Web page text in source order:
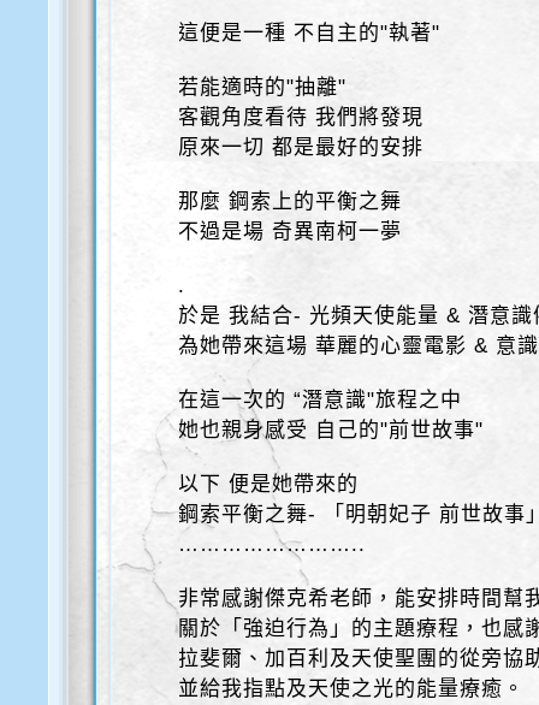
這便是一種 不自主的"執著"
若能適時的"抽離"
客觀角度看待 我們將發現
原來一切 都是最好的安排
那麼 鋼索上的平衡之舞
不過是場 奇異南柯一夢
.
於是 我結合- 光頻天使能量 & 潛意識
為她帶來這場 華麗的心靈電影 & 意
在這一次的 “潛意識"旅程之中
她也親身感受 自己的"前世故事"
以下 便是她帶來的
鋼索平衡之舞- 「明朝妃子 前世故事
……………………..
非常感謝傑克希老師，能安排時間幫
關於「強迫行為」的主題療程，也感
拉斐爾、加百利及天使聖團的從旁協
並給我指點及天使之光的能量療癒。